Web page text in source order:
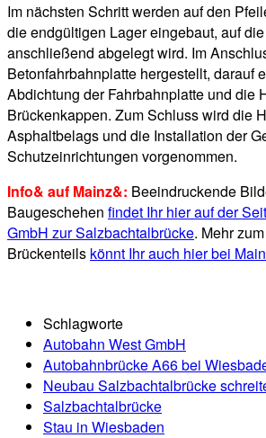
Im nächsten Schritt werden auf den
die endgültigen Lager eingebaut, auf
anschließend abgelegt wird. Im
Betonfahrbahnplatte hergestellt, darauf
Abdichtung der Fahrbahnplatte und die
Brückenkappen. Zum Schluss wird die
Asphaltbelags und die Installation der
Schutzeinrichtungen vorgenommen.
Info& auf Mainz&: Beeindruckende
Baugeschehen findet Ihr hier auf der
GmbH zur Salzbachtalbrücke. Mehr
Brückenteils könnt Ihr auch hier bei
Schlagworte
Autobahn West GmbH
Autobahnbrücke A66 bei
Neubau Salzbachtalbrücke
Salzbachtalbrücke
Stau in Wiesbaden